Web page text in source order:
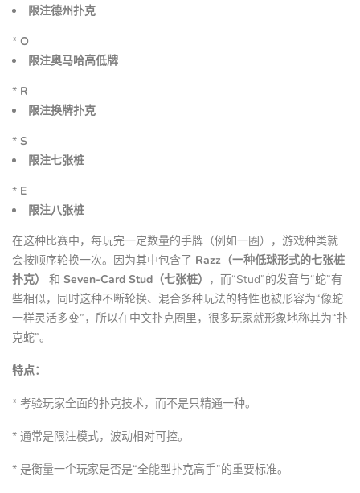
限注德州扑克
* O
限注奥马哈高低牌
* R
限注换牌扑克
* S
限注七张桩
* E
限注八张桩
在这种比赛中，每玩完一定数量的手牌（例如一圈），游戏种类就
会按顺序轮换一次。因为其中包含了 Razz（一种低球形式的七张桩
扑克）
和 Seven-Card Stud（七张桩） ，而“Stud”的发音与“蛇”有
些相似，同时这种不断轮换、混合多种玩法的特性也被形容为“像蛇
一样灵活多变”，所以在中文扑克圈里，很多玩家就形象地称其为“扑
克蛇”。
特点：
* 考验玩家全面的扑克技术，而不是只精通一种。
* 通常是限注模式，波动相对可控。
* 是衡量一个玩家是否是“全能型扑克高手”的重要标准。